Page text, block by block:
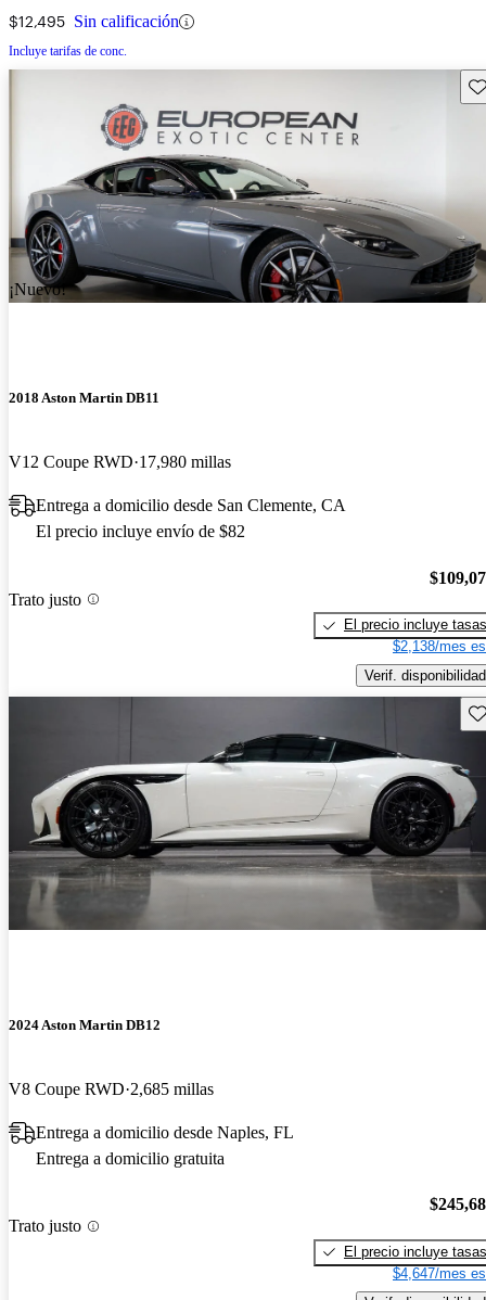
$12,495 Sin calificación
Incluye tarifas de conc.
¡Nuevo!
2018 Aston Martin DB11
V12 Coupe RWD 17,980 millas
Entrega a domicilio desde San Clemente, CA
El precio incluye envío de $82
Trato justo
El precio incluye tasas
$2,138/mes
Verif. disponibilidad
2024 Aston Martin DB12
V8 Coupe RWD 2,685 millas
Entrega a domicilio desde Naples, FL
Entrega a domicilio gratuita
Trato justo
El precio incluye tasas
$4,647/mes